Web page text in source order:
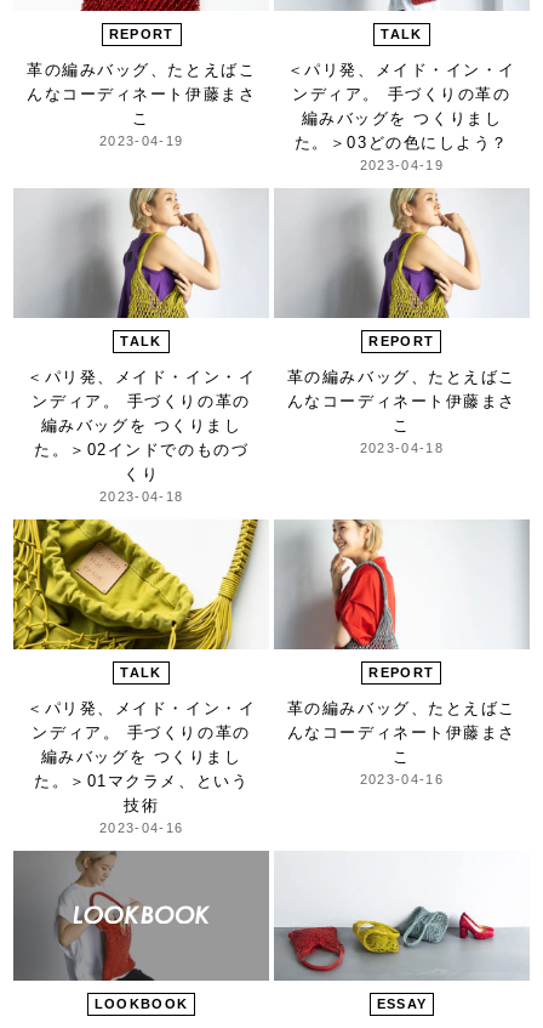
REPORT
革の編みバッグ、 たとえばこ
んなコーディネート 伊藤まさ
こ
2023-04-19
TALK
＜パリ発、メイド・イン・イ
ンディア。 手づくりの革の
編みバッグを つくりまし
た。＞03どの色にしよう？
2023-04-19
TALK
＜パリ発、メイド・イン・イ
ンディア。 手づくりの革の
編みバッグを つくりまし
た。＞ 02インドでのものづ
くり
2023-04-18
REPORT
革の編みバッグ、 たとえばこ
んなコーディネート 伊藤まさ
こ
2023-04-18
TALK
＜パリ発、メイド・イン・イ
ンディア。 手づくりの革の
編みバッグを つくりまし
た。＞ 01マクラメ、という
技術
2023-04-16
REPORT
革の編みバッグ、 たとえばこ
んなコーディネート 伊藤まさ
こ
2023-04-16
LOOKBOOK ESSAY